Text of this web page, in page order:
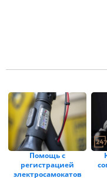
Помощь с
регистрацией
электросамокатов